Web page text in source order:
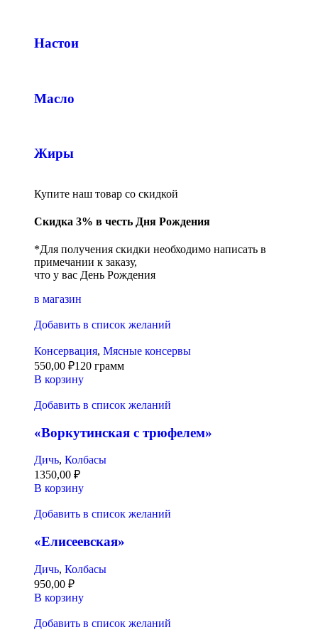
Настои
Масло
Жиры
Купите наш товар со скидкой
Скидка 3% в честь Дня Рождения
*Для получения скидки необходимо написать в
примечании к заказу,
что у вас День Рождения
в магазин
Добавить в список желаний
Консервация, Мясные консервы
550,00 ₽120 грамм
В корзину
Добавить в список желаний
«Воркутинская с трюфелем»
Дичь, Колбасы
1350,00 ₽
В корзину
Добавить в список желаний
«Елисеевская»
Дичь, Колбасы
950,00 ₽
В корзину
Добавить в список желаний